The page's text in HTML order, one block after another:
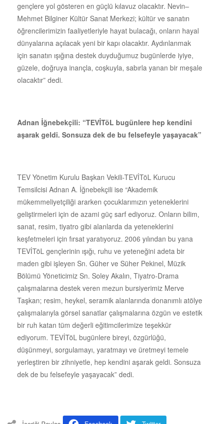
gençlere yol gösteren en güçlü kılavuz olacaktır. Nevin–
Mehmet Bilginer Kültür Sanat Merkezi; kültür ve sanatın
öğrencilerimizin faaliyetleriyle hayat bulacağı, onların hayal
dünyalarına açılacak yeni bir kapı olacaktır. Aydınlanmak
için sanatın ışığına destek duyduğumuz bugünlerde iyiye,
güzele, doğruya inançla, coşkuyla, sabırla yanan bir meşale
olacaktır” dedi.
Adnan İğnebekçili: “TEVİTöL bugünlere hep kendini
aşarak geldi. Sonsuza dek de bu felsefeyle yaşayacak”
TEV Yönetim Kurulu Başkan Vekili-TEVİTöL Kurucu
Temsilcisi Adnan A. İğnebekçili ise “Akademik
mükemmeliyetçiliği ararken çocuklarımızın yeteneklerini
geliştirmeleri için de azami güç sarf ediyoruz. Onların bilim,
sanat, resim, tiyatro gibi alanlarda da yeteneklerini
keşfetmeleri için fırsat yaratıyoruz. 2006 yılından bu yana
TEVİTöL gençlerinin ışığı, ruhu ve yeteneğini adeta bir
maden gibi işleyen Sn. Güher ve Süher Pekinel, Müzik
Bölümü Yöneticimiz Sn. Soley Akalın, Tiyatro-Drama
çalışmalarına destek veren mezun bursiyerimiz Merve
Taşkan; resim, heykel, seramik alanlarında donanımlı atölye
çalışmalarıyla görsel sanatlar çalışmalarına özgün ve estetik
bir ruh katan tüm değerli eğitimcilerimize teşekkür
ediyorum. TEVİTöL bugünlere bireyi, özgürlüğü,
düşünmeyi, sorgulamayı, yaratmayı ve üretmeyi temele
yerleştiren bir zihniyetle, hep kendini aşarak geldi. Sonsuza
dek de bu felsefeyle yaşayacak” dedi.